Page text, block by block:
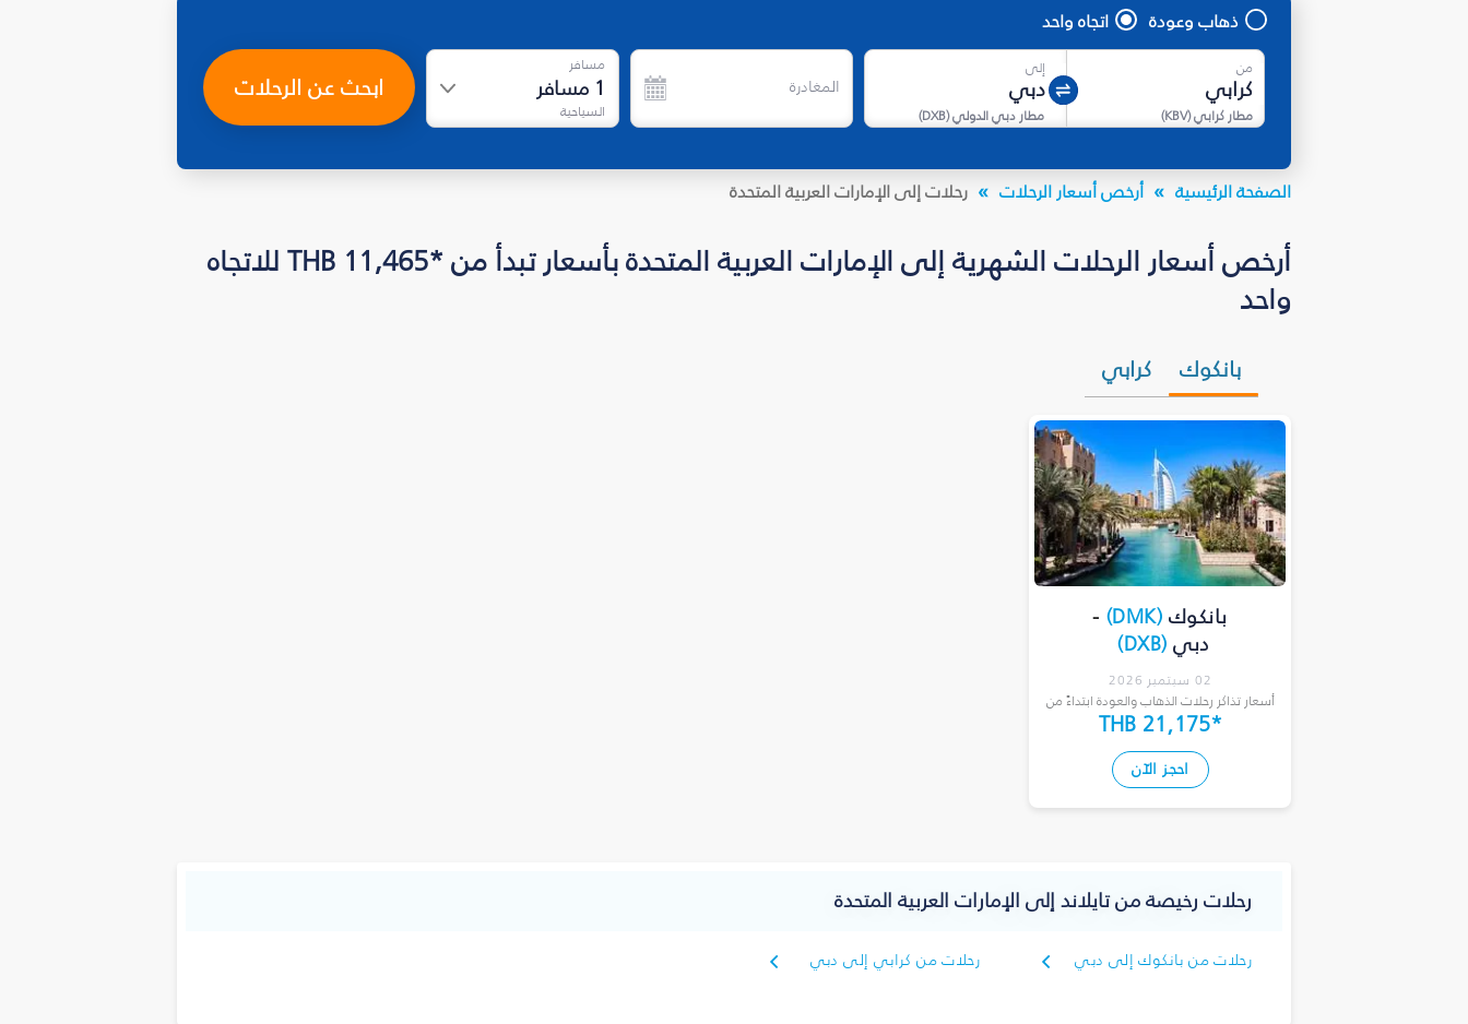
ذهاب وعودة اتجاه واحد
من
مطار كرابي(
KBV
)
إلى
مطار دبي الدولي(
DXB
)
المغادرة
مسافر
1 مسافر
السياحية
ابحث عن الرحلات
الصفحة الرئيسية أرخص أسعار الرحلات رحلات إلى الإمارات العربية المتحدة
أرخص أسعار الرحلات الشهرية إلى الإمارات العربية المتحدة بأسعار تبدأ من *THB 11,465 للاتجاه
واحد
بانكوك كرابي
بانكوك (
DMK
)
-
دبي (
DXB
)
02 سبتمبر 2026
أسعار تذاكر رحلات الذهاب والعودة ابتداءً من
THB 21,175*
احجز الآن
رحلات رخيصة من تايلاند إلى الإمارات العربية المتحدة
رحلات من بانكوك إلى دبي رحلات من كرابي إلى دبي